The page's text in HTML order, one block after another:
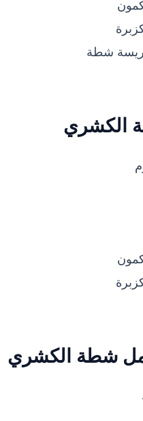
شطة
الكشري
شطة الكشري